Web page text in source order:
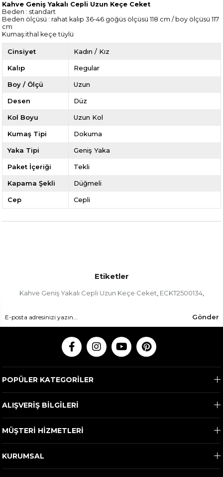
Kahve Geniş Yakalı Cepli Uzun Keçe Ceket
Beden : standart
Beden ölçüsü : rahat kalıp 36-46 göğüs ölçüsü 118 cm / boy ölçüsü 117
cm
Kumaş:ithal keçe tüylü
Cinsiyet Kadın / Kız
Kalıp Regular
Boy / Ölçü Uzun
Desen Düz
Kol Boyu Uzun Kol
Kumaş Tipi Dokuma
Yaka Tipi Geniş Yaka
Paket İçeriği Tekli
Kapama Şekli Düğmeli
Cep Cepli
Etiketler
Kahve Geniş Yakalı Cepli Uzun Keçe Ceket, ECKT2500134,
Gönder
POPÜLER KATEGORİLER
ALIŞVERİŞ BİLGİLERİ
MÜŞTERİ HİZMETLERİ
KURUMSAL